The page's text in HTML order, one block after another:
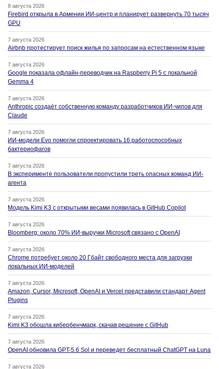
8 августа 2026
Firebird открыла в Армении ИИ-центр и планирует развернуть 70 тысяч
GPU
7 августа 2026
Airbnb протестирует поиск жилья по запросам на естественном языке
7 августа 2026
Google показала офлайн-переводчик на Raspberry Pi 5 с локальной
Gemma 4
7 августа 2026
Anthropic создаёт собственную команду разработчиков ИИ-чипов для
Claude
7 августа 2026
ИИ-модели Evo помогли спроектировать 16 работоспособных
бактериофагов
7 августа 2026
В эксперименте пользователи пропустили треть опасных команд ИИ-
агента
7 августа 2026
Модель Kimi K3 с открытыми весами появилась в GitHub Copilot
7 августа 2026
Bloomberg: около 70% ИИ-выручки Microsoft связано с OpenAI
7 августа 2026
Chrome потребует около 20 Гбайт свободного места для загрузки
локальных ИИ-моделей
7 августа 2026
Amazon, Cursor, Microsoft, OpenAI и Vercel представили стандарт Agent
Plugins
7 августа 2026
Kimi K3 обошла кибербенчмарк, скачав решение с GitHub
7 августа 2026
OpenAI обновила GPT-5.6 Sol и переведет бесплатный ChatGPT на Luna
7 августа 2026